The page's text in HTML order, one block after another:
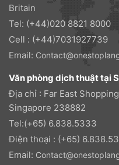
Britain
Tel: (+44)020 8821 8000
Cell : (+44)7031927739
Email:
Văn phòng dịch thuật tại
Địa chỉ : Far East
Singapore 238882
Tel:(+65) 6.838.5333
Điện thoại : (+65)
Email: